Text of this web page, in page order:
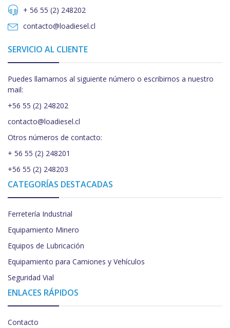
+ 56 55 (2) 248202
contacto@loadiesel.cl
SERVICIO AL CLIENTE
Puedes llamarnos al siguiente número o escribirnos a nuestro
mail:
+56 55 (2) 248202
contacto@loadiesel.cl
Otros números de contacto:
+ 56 55 (2) 248201
+56 55 (2) 248203
CATEGORÍAS DESTACADAS
Ferretería Industrial
Equipamiento Minero
Equipos de Lubricación
Equipamiento para Camiones y Vehículos
Seguridad Vial
ENLACES RÁPIDOS
Contacto